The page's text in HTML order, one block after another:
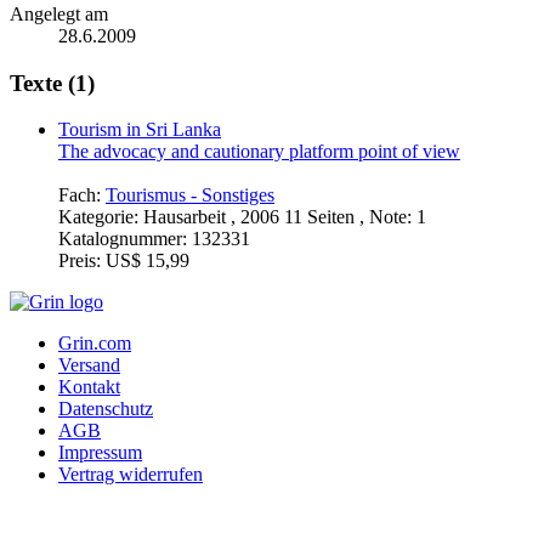
Angelegt am
28.6.2009
Texte (1)
Tourism in Sri Lanka
The advocacy and cautionary platform point of view
Fach: Tourismus - Sonstiges
Kategorie: Hausarbeit , 2006 11 Seiten , Note: 1
Katalognummer: 132331
Preis: US$ 15,99
Grin.com
Versand
Kontakt
Datenschutz
AGB
Impressum
Vertrag widerrufen